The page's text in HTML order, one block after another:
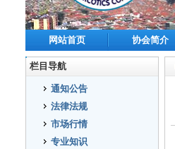
网站首页
协会简介
栏目导航
通知公告
法律法规
市场行情
专业知识